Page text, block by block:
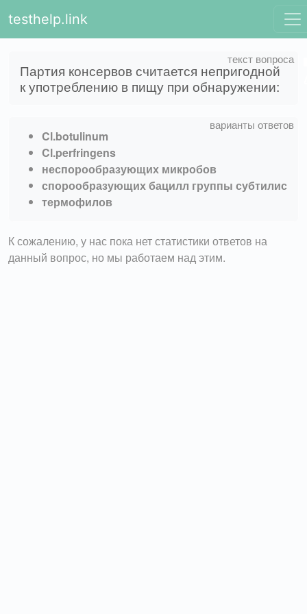
testhelp.link
Партия консервов считается непригодной
к употреблению в пищу при обнаружении:
Cl.botulinum
Cl.perfringens
неспорообразующих микробов
спорообразующих бацилл группы субтилис
термофилов
К сожалению, у нас пока нет статистики ответов на
данный вопрос, но мы работаем над этим.